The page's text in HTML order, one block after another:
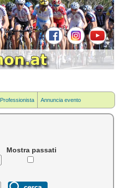
Professionista Annuncia evento
Mostra passati